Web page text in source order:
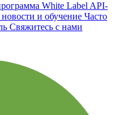
White Label API-
и обучение Часто
Свяжитесь с нами